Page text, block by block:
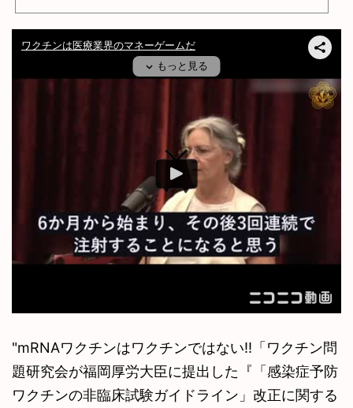
"mRNAワクチンはワクチンではない!!「ワクチン問
題研究会が福岡厚労大臣に提出した『「感染症予防
ワクチンの非臨床試験ガイドライン」改正に関する